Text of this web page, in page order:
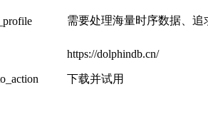
需要处理海量时序数据、追
https://dolphindb.cn/
下载并试用